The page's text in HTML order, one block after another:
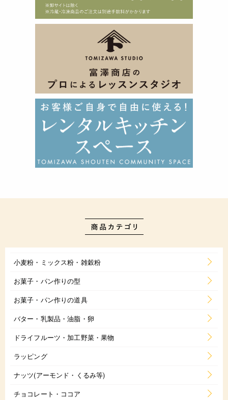
小麦粉・ミックス粉・雑穀粉
お菓子・パン作りの型
お菓子・パン作りの道具
バター・乳製品・油脂・卵
ドライフルーツ・加工野菜・果物
ラッピング
ナッツ(アーモンド・くるみ等)
チョコレート・ココア